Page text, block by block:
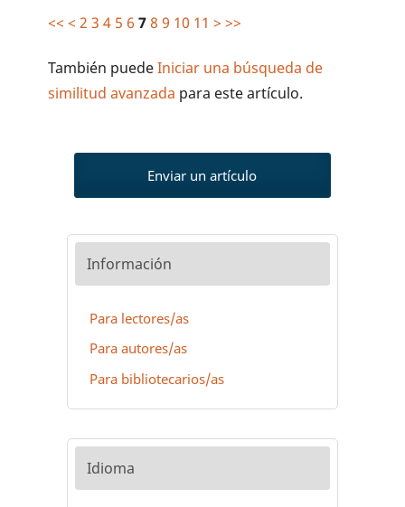
<< < 2 3 4 5 6 7 8 9 10 11 > >>
También puedeIniciar una búsqueda de
similitud avanzada para este artículo.
Enviar un artículo
Información
Para lectores/as
Para autores/as
Para bibliotecarios/as
Idioma